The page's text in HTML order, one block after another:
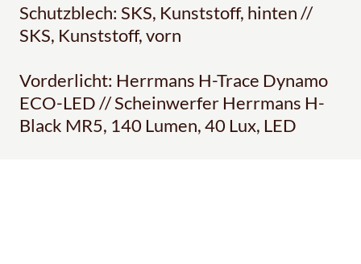
Schutzblech: SKS, Kunststoff, hinten //
SKS, Kunststoff, vorn
Vorderlicht: Herrmans H-Trace Dynamo
ECO-LED // Scheinwerfer Herrmans H-
Black MR5, 140 Lumen, 40 Lux, LED